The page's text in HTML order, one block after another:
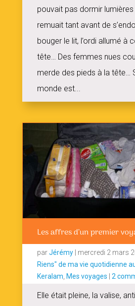
pouvait pas dormir
remuait tant avant de
bouger le lit, l’ordi allumé à
tête… Des femmes nues
merde des pieds à la tête…
monde est...
Les affres d’un premier
parJérémy| mercredi 2 mars
Riens" de ma vie quotidienne
Keralam, Mes voyages 2
Elle était pleine, la valise, anti